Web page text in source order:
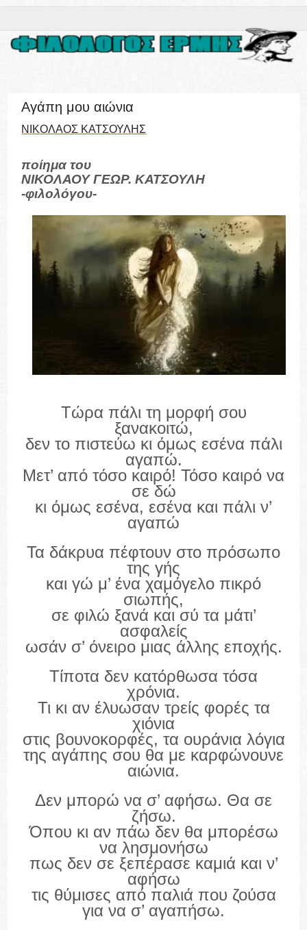
Αγάπη μου αιώνια
ΝΙΚΟΛΑΟΣ ΚΑΤΣΟΥΛΗΣ
ποίημα του
ΝΙΚΟΛΑΟΥ ΓΕΩΡ. ΚΑΤΣΟΥΛΗ
-φιλολόγου-
Τώρα πάλι τη μορφή σου
ξανακοιτώ,
δεν το πιστεύω κι όμως εσένα πάλι
αγαπώ.
Μετ’ από τόσο καιρό! Τόσο καιρό να
σε δώ
κι όμως εσένα, εσένα και πάλι ν’
αγαπώ
Τα δάκρυα πέφτουν στο πρόσωπο
της γής
και γώ μ’ ένα χαμόγελο πικρό
σιωπής,
σε φιλώ ξανά και σύ τα μάτι’
ασφαλείς
ωσάν σ’ όνειρο μιας άλλης εποχής.
Τίποτα δεν κατόρθωσα τόσα
χρόνια.
Τι κι αν έλυωσαν τρείς φορές τα
χιόνια
στις βουνοκορφές, τα ουράνια λόγια
της αγάπης σου θα με καρφώνουνε
αιώνια.
Δεν μπορώ να σ’ αφήσω. Θα σε
ζήσω.
Όπου κι αν πάω δεν θα μπορέσω
να λησμονήσω
πως δεν σε ξεπέρασε καμιά και ν’
αφήσω
τις θύμισες από παλιά που ζούσα
για να σ’ αγαπήσω.